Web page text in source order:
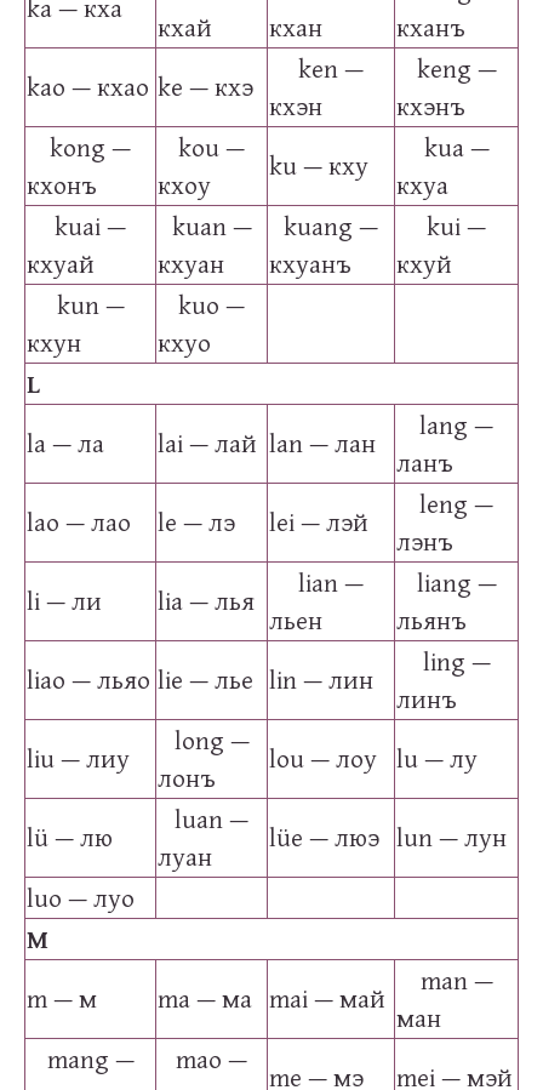
ka — кха
кхай
кхан
кханъ
kao — кхао ke — кхэ
ken —
кхэн
keng —
кхэнъ
kong —
кхонъ
kou —
кхоу
ku — кху
kua —
кхуа
kuai —
кхуай
kuan —
кхуан
kuang —
кхуанъ
kui —
кхуй
kun —
кхун
kuo —
кхуо
L
la — ла
lai — лай lan — лан
lang —
ланъ
lao — лао
le — лэ lei — лэй
leng —
лэнъ
li — ли
lia — лья
lian —
льен
liang —
льянъ
liao — льяо lie — лье lin — лин
ling —
линъ
liu — лиу
long —
лонъ
lou — лоу lu — лу
lü — лю
luan —
луан
lüe — люэ lun — лун
luo — луо
M
m — м
ma — ма mai — май
man —
ман
mang —
mao — me — мэ mei — мэй